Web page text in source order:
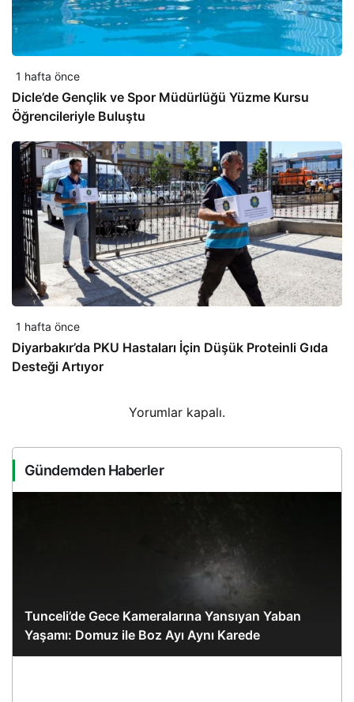
1 hafta önce
Dicle’de Gençlik ve Spor Müdürlüğü Yüzme Kursu
Öğrencileriyle Buluştu
1 hafta önce
Diyarbakır’da PKU Hastaları İçin Düşük Proteinli Gıda
Desteği Artıyor
Yorumlar kapalı.
Gündemden Haberler
Tunceli’de Gece Kameralarına Yansıyan Yaban
Yaşamı: Domuz ile Boz Ayı Aynı Karede